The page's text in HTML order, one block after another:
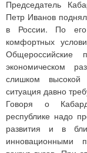
Председатель
Петр Иванов
в России. По
комфортных
Общероссийские
экономическом
слишком
ситуация давно
Говоря о
республике надо
развития и в
инновационными